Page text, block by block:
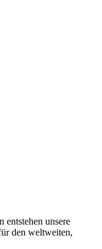
entstehen unsere
den weltweiten,